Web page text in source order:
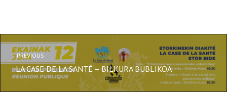
PREVIOUS
LA CASE DE LA SANTÉ – BILKURA BUBLIKOA